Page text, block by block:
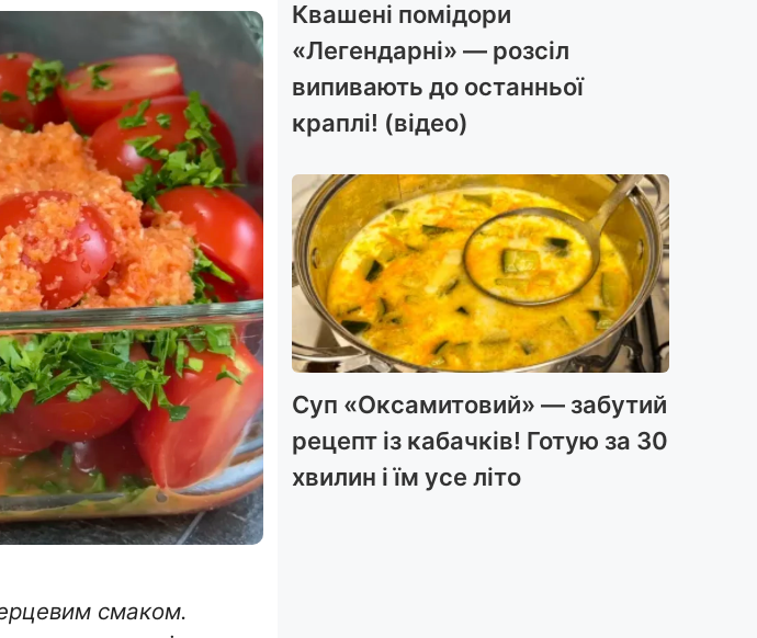
смаком.
Квашені помідори
«Легендарні» — розсіл
випивають до останньої
краплі! (відео)
Суп «Оксамитовий» — забутий
рецепт із кабачків! Готую за 30
хвилин і їм усе літо